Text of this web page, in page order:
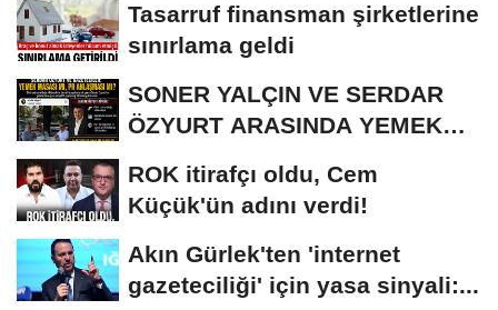
Tasarruf finansman şirketlerine
sınırlama geldi
SONER YALÇIN VE SERDAR
ÖZYURT ARASINDA YEMEK
ROK itirafçı oldu, Cem
Küçük'ün adını verdi!
Akın Gürlek'ten 'internet
gazeteciliği' için yasa sinyali:...